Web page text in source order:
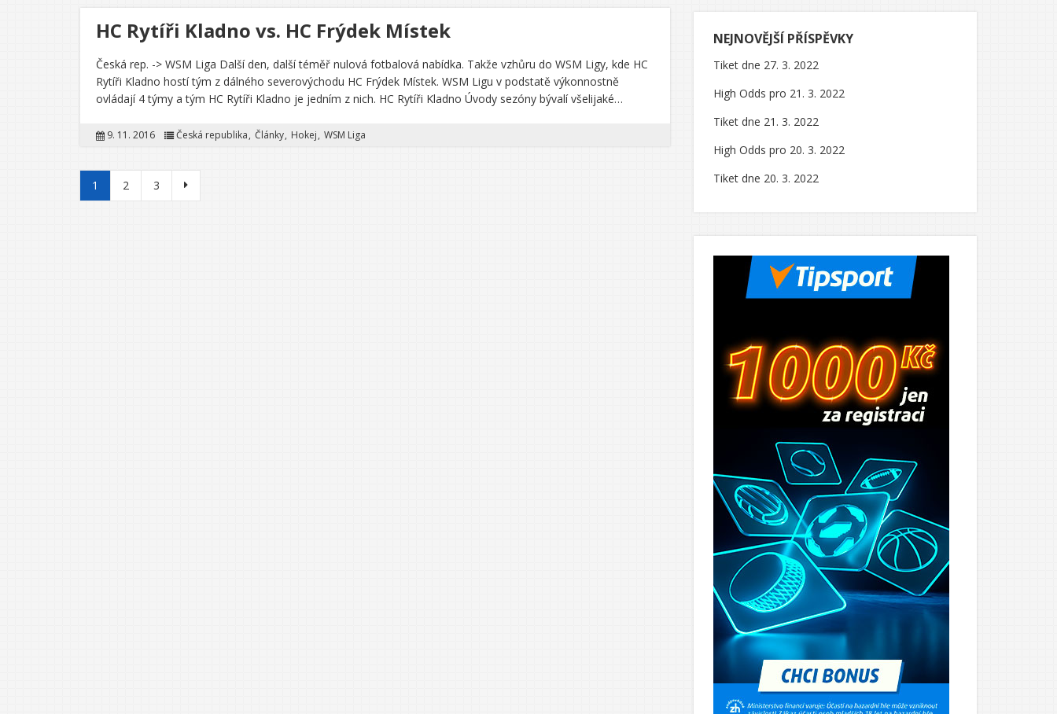
HC Rytíři Kladno vs. HC Frýdek Místek
Česká rep. -> WSM Liga Další den, další téměř nulová fotbalová nabídka. Takže vzhůru do WSM Ligy, kde HC
Rytíři Kladno hostí tým z dálného severovýchodu HC Frýdek Místek. WSM Ligu v podstatě výkonnostně
ovládají 4 týmy a tým HC Rytíři Kladno je jedním z nich. HC Rytíři Kladno Úvody sezóny bývalí všelijaké…
9. 11. 2016 Česká republika Články Hokej WSM Liga
Stránkování příspěvků
1 2 3
NEJNOVĚJŠÍ PŘÍSPĚVKY
Tiket dne 27. 3. 2022
High Odds pro 21. 3. 2022
Tiket dne 21. 3. 2022
High Odds pro 20. 3. 2022
Tiket dne 20. 3. 2022